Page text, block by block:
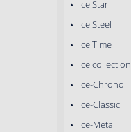
Ice Star
Ice Steel
Ice Time
Ice collection
Ice-Chrono
Ice-Classic
Ice-Metal